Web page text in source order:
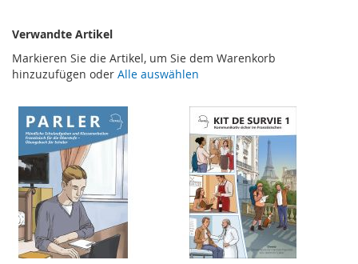
Verwandte Artikel
Markieren Sie die Artikel, um Sie dem Warenkorb
hinzuzufügen oder Alle auswählen